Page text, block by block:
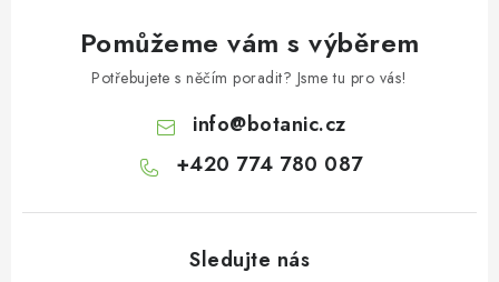
Pomůžeme vám s výběrem
Potřebujete s něčím poradit? Jsme tu pro vás!
info@botanic.cz
+420 774 780 087